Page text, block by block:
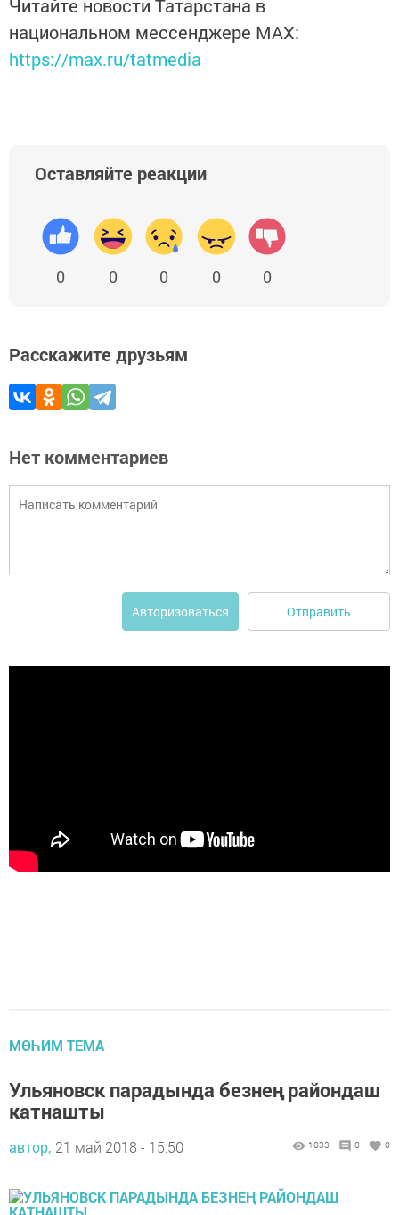
Читайте новости Татарстана в
национальном мессенджере MАХ:
https://max.ru/tatmedia
Оставляйте реакции
0 0 0 0 0
Расскажите друзьям
Нет комментариев
Авторизоваться Отправить
МӨҺИМ ТЕМА
Ульяновск парадында безнең райондаш
катнашты
автор, 21 май 2018 - 15:50 1033 0 0